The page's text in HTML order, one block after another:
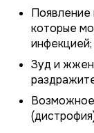
Появление
которые
инфекцией;
Зуд и
Возможное